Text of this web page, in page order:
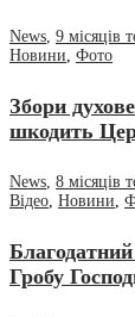
News, 9 місяців
Новини, Фото
Збори
шкодить
News, 8 місяців
Відео, Новини,
Гробу